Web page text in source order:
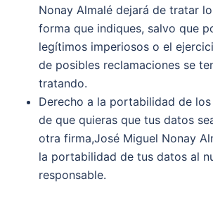
Nonay Almalé dejará de tratar
forma que indiques, salvo que
legítimos imperiosos o el
de posibles reclamaciones se
tratando.
Derecho a la portabilidad de
de que quieras que tus datos
otra firma,José Miguel Nonay
la portabilidad de tus datos al
responsable.